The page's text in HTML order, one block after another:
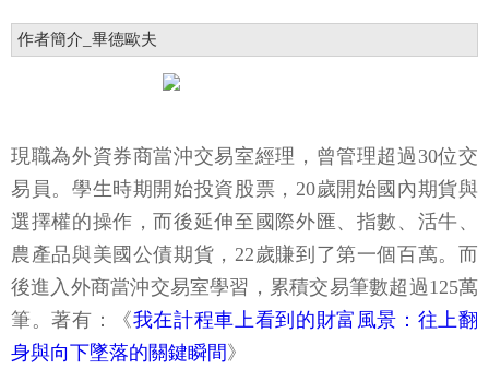
作者簡介_畢德歐夫
現職為外資券商當沖交易室經理，曾管理超過30位交
易員。學生時期開始投資股票，20歲開始國內期貨與
選擇權的操作，而後延伸至國際外匯、指數、活牛、
農產品與美國公債期貨，22歲賺到了第一個百萬。而
後進入外商當沖交易室學習，累積交易筆數超過125萬
筆。著有：《我在計程車上看到的財富風景：往上翻
身與向下墜落的關鍵瞬間 》